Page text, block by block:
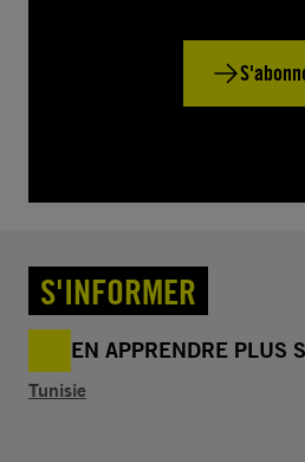
S'INFORMER
EN APPRENDRE PLUS
Tunisie